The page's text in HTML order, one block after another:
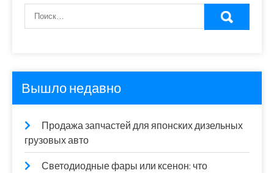
Вышло недавно
Продажа запчастей для японских дизельных
грузовых авто
Светодиодные фары или ксенон: что